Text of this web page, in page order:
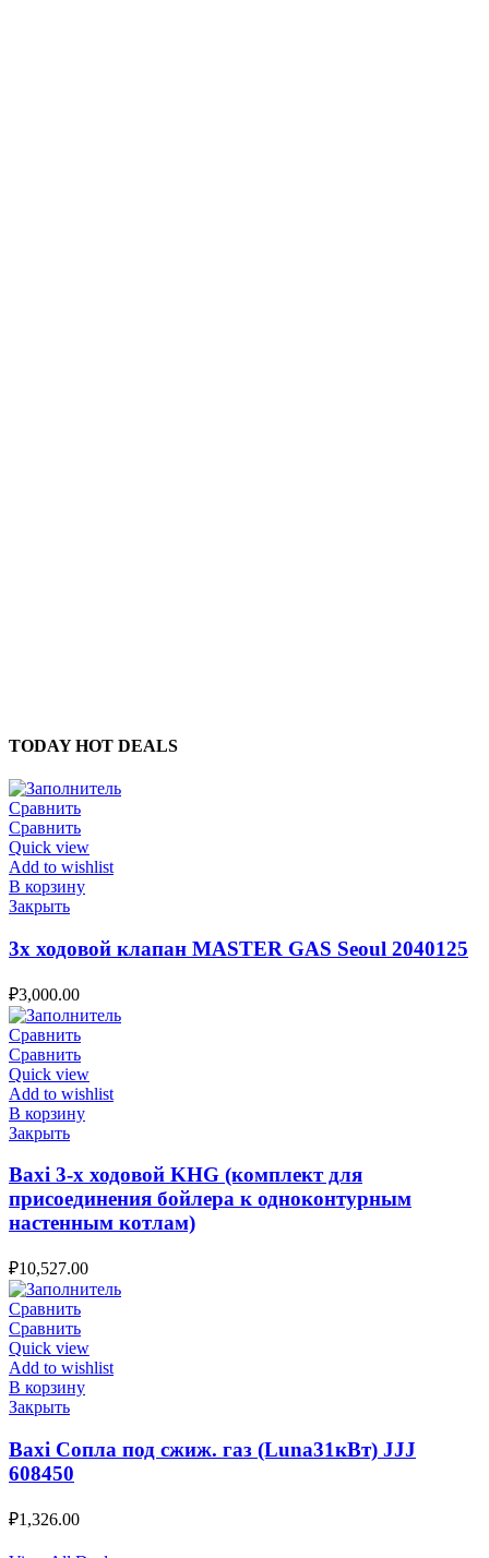
TODAY HOT DEALS
Сравнить
Сравнить
Quick view
Add to wishlist
В корзину
Закрыть
3х ходовой клапан MASTER GAS Seoul 2040125
₽3,000.00
Сравнить
Сравнить
Quick view
Add to wishlist
В корзину
Закрыть
Baxi 3-х ходовой KHG (комплект для
присоединения бойлера к одноконтурным
настенным котлам)
₽10,527.00
Сравнить
Сравнить
Quick view
Add to wishlist
В корзину
Закрыть
Baxi Сопла под сжиж. газ (Luna31кВт) JJJ
608450
₽1,326.00